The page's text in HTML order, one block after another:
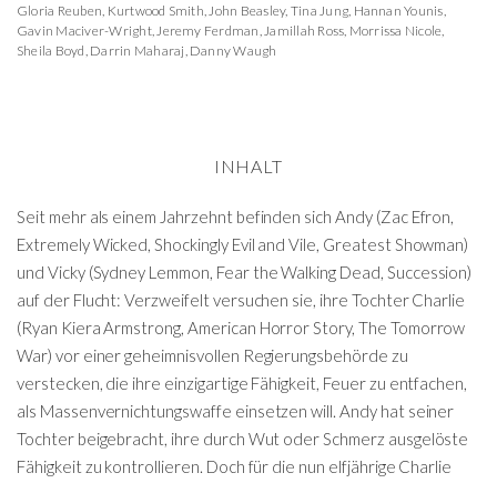
Gloria Reuben, Kurtwood Smith,John Beasley, Tina Jung, Hannan Younis,
Gavin Maciver-Wright,Jeremy Ferdman,Jamillah Ross, Morrissa Nicole,
Sheila Boyd, Darrin Maharaj, Danny Waugh
INHALT
Seit mehr als einem Jahrzehnt befinden sich Andy (Zac Efron,
Extremely Wicked, Shockingly Evil and Vile, Greatest Showman)
und Vicky (Sydney Lemmon, Fear the Walking Dead, Succession)
auf der Flucht: Verzweifelt versuchen sie, ihre Tochter Charlie
(Ryan Kiera Armstrong, American Horror Story, The Tomorrow
War) vor einer geheimnisvollen Regierungsbehörde zu
verstecken, die ihre einzigartige Fähigkeit, Feuer zu entfachen,
als Massenvernichtungswaffe einsetzen will. Andy hat seiner
Tochter beigebracht, ihre durch Wut oder Schmerz ausgelöste
Fähigkeit zu kontrollieren. Doch für die nun elfjährige Charlie